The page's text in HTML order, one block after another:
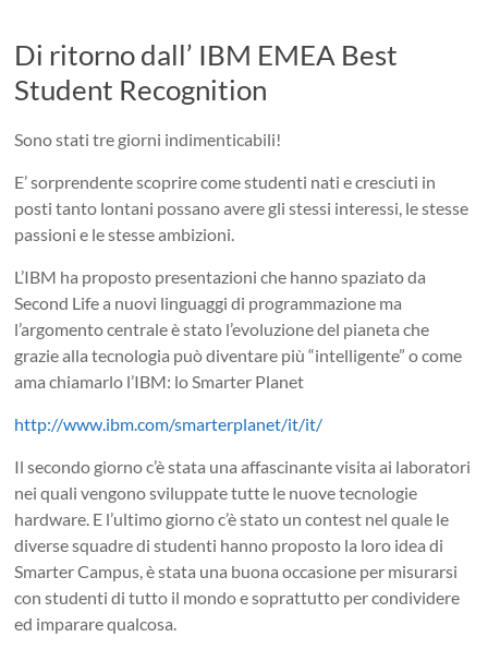
Di ritorno dall’ IBM EMEA Best
Student Recognition
Sono stati tre giorni indimenticabili!
E’ sorprendente scoprire come studenti nati e cresciuti in
posti tanto lontani possano avere gli stessi interessi, le stesse
passioni e le stesse ambizioni.
L’IBM ha proposto presentazioni che hanno spaziato da
Second Life a nuovi linguaggi di programmazione ma
l’argomento centrale è stato l’evoluzione del pianeta che
grazie alla tecnologia può diventare più “intelligente” o come
ama chiamarlo l’IBM: lo Smarter Planet
http://www.ibm.com/smarterplanet/it/it/
Il secondo giorno c’è stata una affascinante visita ai laboratori
nei quali vengono sviluppate tutte le nuove tecnologie
hardware. E l’ultimo giorno c’è stato un contest nel quale le
diverse squadre di studenti hanno proposto la loro idea di
Smarter Campus, è stata una buona occasione per misurarsi
con studenti di tutto il mondo e soprattutto per condividere
ed imparare qualcosa.